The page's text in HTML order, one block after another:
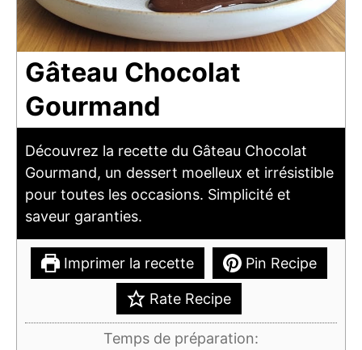
Gâteau Chocolat
Gourmand
Découvrez la recette du Gâteau Chocolat
Gourmand, un dessert moelleux et irrésistible
pour toutes les occasions. Simplicité et
saveur garanties.
Imprimer la recette Pin Recipe
Rate Recipe
Temps de préparation: